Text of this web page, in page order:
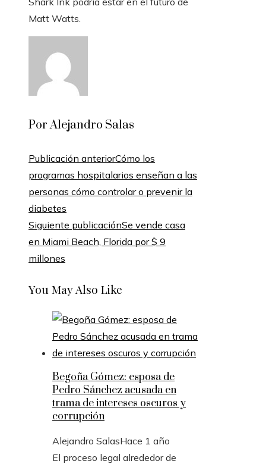
Matt Watts.
Por Alejandro Salas
Publicación anteriorCómo los
programas hospitalarios enseñan a las
personas cómo controlar o prevenir la
diabetes
Siguiente publicaciónSe vende casa
en Miami Beach, Florida por $ 9
millones
You May Also Like
Begoña Gómez: esposa de
Pedro Sánchez acusada en
trama de intereses oscuros y
corrupción
Alejandro SalasHace 1 año
El proceso legal alrededor de